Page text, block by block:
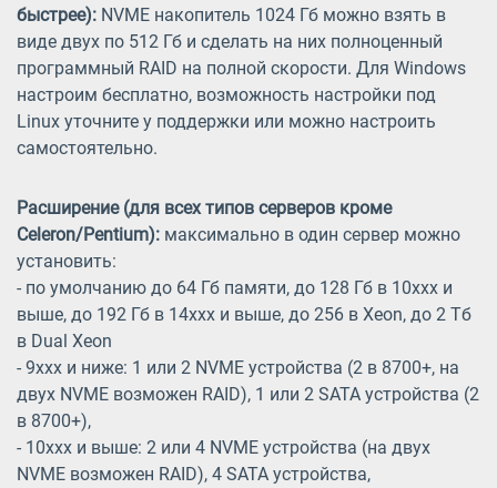
быстрее): NVME накопитель 1024 Гб можно взять в
виде двух по 512 Гб и сделать на них полноценный
программный RAID на полной скорости. Для Windows
настроим бесплатно, возможность настройки под
Linux уточните у поддержки или можно настроить
самостоятельно.
Расширение (для всех типов серверов кроме
Celeron/Pentium): максимально в один сервер можно
установить:
- по умолчанию до 64 Гб памяти, до 128 Гб в 10xxx и
выше, до 192 Гб в 14xxx и выше, до 256 в Xeon, до 2 Тб
в Dual Xeon
- 9xxx и ниже: 1 или 2 NVME устройства (2 в 8700+, на
двух NVME возможен RAID), 1 или 2 SATA устройства (2
в 8700+),
- 10xxx и выше: 2 или 4 NVME устройства (на двух
NVME возможен RAID), 4 SATA устройства,